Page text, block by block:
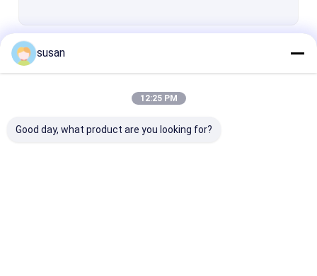
튜브 충진 기계 실링
susan
12:25 PM
Good day, what product are you looking for?